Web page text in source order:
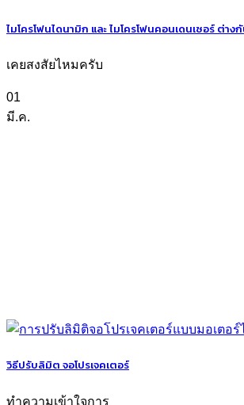
ไมโครโฟนไดนามิก และ ไมโครโฟนคอนเดนเซอร์ ต่าง
เคยสงสัยไหมครับ
01
มี.ค.
วิธีปรับลิมิต จอโปรเจคเตอร์
ทำความเข้าใจการ